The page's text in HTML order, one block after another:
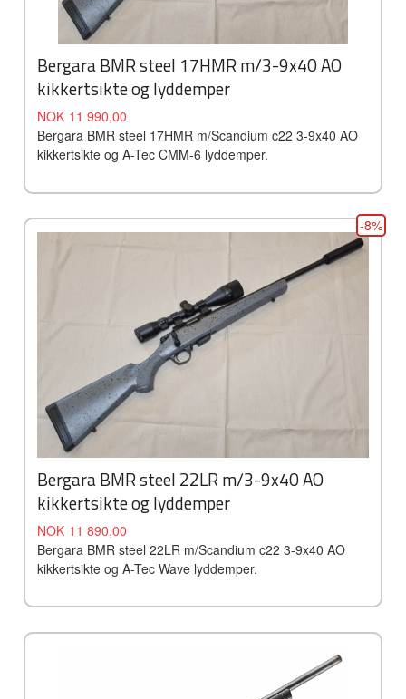
Bergara BMR steel 17HMR m/3-9x40 AO
kikkertsikte og lyddemper
Tilbud
NOK 11 990,00Rabatt
Bergara BMR steel 17HMR m/Scandium c22 3-9x40 AO
kikkertsikte og A-Tec CMM-6 lyddemper.
Bergara BMR steel 22LR m/3-9x40 AO
kikkertsikte og lyddemper
Tilbud
NOK 11 890,00Rabatt
-8%
Bergara BMR steel 22LR m/Scandium c22 3-9x40 AO
kikkertsikte og A-Tec Wave lyddemper.